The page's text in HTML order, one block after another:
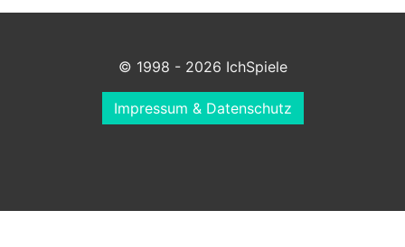
© 1998 - 2026 IchSpiele
Impressum & Datenschutz